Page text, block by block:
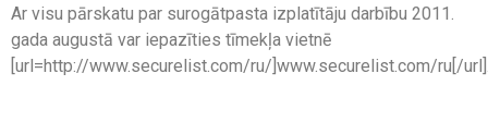
Ar visu pārskatu par surogātpasta izplatītāju darbību 2011.
gada augustā var iepazīties tīmekļa vietnē
[url=http://www.securelist.com/ru/]www.securelist.com/ru[/